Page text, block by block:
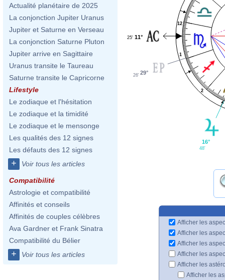
Actualité planétaire de 2025
La conjonction Jupiter Uranus
Jupiter et Saturne en Verseau
La conjonction Saturne Pluton
Jupiter arrive en Sagittaire
Uranus transite le Taureau
Saturne transite le Capricorne
Lifestyle
Le zodiaque et l'hésitation
Le zodiaque et la timidité
Le zodiaque et le mensonge
Les qualités des 12 signes
Les défauts des 12 signes
+ Voir tous les articles
Compatibilité
Astrologie et compatibilité
Affinités et conseils
Affinités de couples célèbres
Ava Gardner et Frank Sinatra
Compatibilité du Bélier
+ Voir tous les articles
1
2
12
11°
25'
29°
26'
16°
48'
Afficher les
Afficher les
Afficher les
Afficher les
Afficher les
Afficher les